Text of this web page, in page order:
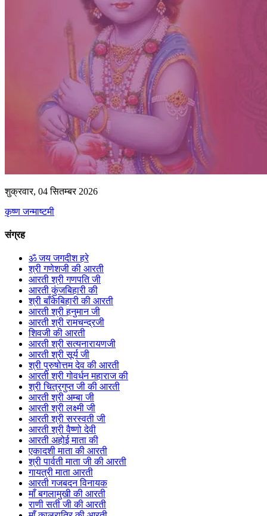
शुक्रवार, 04 सितम्बर 2026
कृष्ण जन्माष्टमी
संग्रह
ॐ जय जगदीश हरे
श्री गणेशजी की आरती
आरती श्री गणपति जी
आरती कुंजबिहारी की
श्री बाँकेबिहारी की आरती
आरती श्री हनुमान जी
आरती श्री रामचन्द्रजी
शिवजी की आरती
आरती श्री सत्यनारायणजी
आरती श्री सूर्य जी
श्री पुरुषोत्तम देव की आरती
आरती श्री गोवर्धन महाराज की
श्री चित्रगुप्त जी की आरती
आरती श्री अम्बा जी
आरती श्री लक्ष्मी जी
आरती श्री सरस्वती जी
आरती श्री वैष्णो देवी
आरती अहोई माता की
एकादशी माता की आरती
श्री पार्वती माता जी की आरती
गायत्री माता आरती
आरती गजबदन विनायक
माँ बगलामुखी की आरती
राणी सती जी की आरती